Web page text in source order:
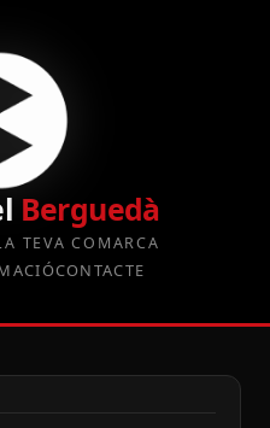
Berguedà
TEVA COMARCA
CONTACTE